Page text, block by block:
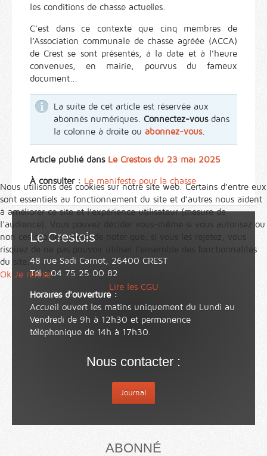
les conditions de chasse actuelles.
C’est dans ce contexte que cinq membres de
l’Association communale de chasse agréée (ACCA)
de Crest se sont présentés, à la date et à l’heure
convenues, en mairie, pourvus du fameux
document...
La suite de cet article est réservée aux
abonnés numériques. Connectez-vousdans
la colonne à droite ou abonnez-vous.
Article publié dans Le Crestois du 23 mai 2025
À consulter : Le manifeste pour la chasse
Le Crestois
48 rue Sadi Carnot, 26400 CREST
Tél : 04 75 25 00 82
Horaires d'ouverture :
Accueil ouvert les matins uniquement du Lundi au
Vendredi de 9h à 12h30 et permanence
téléphonique de 14h à 17h30.
Nous contacter :
Journal
ABONNÉ
Nous utilisons des cookies sur notre site web. Certains d’entre eux
sont essentiels au fonctionnement du site et d’autres nous aident
à améliorer ce site et l’expérience utilisateur (mesure de
l'audience). Vous pouvez décider vous-même si vous autorisez ou
non ces cookies. Merci de noter que, si vous les rejetez, vous
risquez de ne pas pouvoir utiliser l’ensemble des fonctionnalités
du site.
Ok Je refuse
Lire les CGU